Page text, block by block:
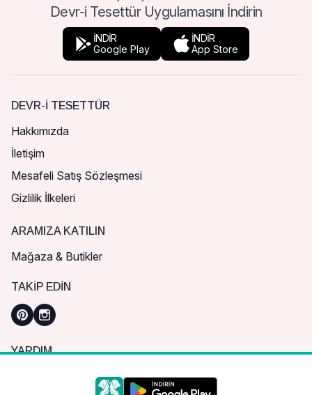
Devr-i Tesettür Uygulamasını İndirin
İNDİR
Google Play
İNDİR
App Store
DEVR-I TESETTÜR
Hakkımızda
İletişim
Mesafeli Satış Sözleşmesi
Gizlilik İlkeleri
ARAMIZA KATILIN
Mağaza & Butikler
TAKIP EDIN
YARDIM
Sık Sorulan Sorular